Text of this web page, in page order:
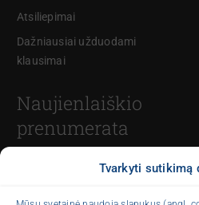
Tvarkyti sutikimą
Atsiliepimai
Dažniausiai užduodami
klausimai
Naujienlaiškio
prenumerata